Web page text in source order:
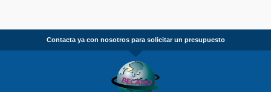
Contacta ya con nosotros para solicitar un presupuesto